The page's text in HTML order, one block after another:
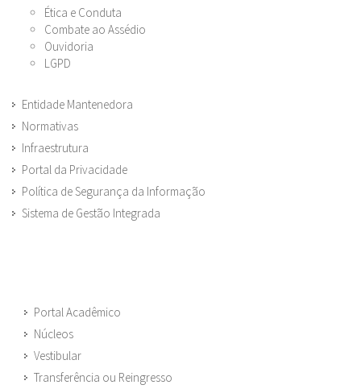
Ética e Conduta
Combate ao Assédio
Ouvidoria
LGPD
Entidade Mantenedora
Normativas
Infraestrutura
Portal da Privacidade
Política de Segurança da Informação
Sistema de Gestão Integrada
Portal Acadêmico
Núcleos
Vestibular
Transferência ou Reingresso